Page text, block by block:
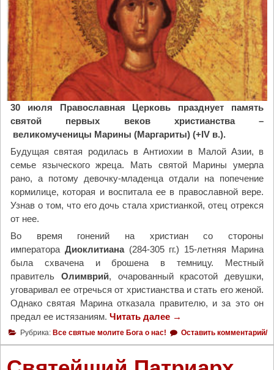
.
С
е
р
а
ф
и
м
а
С
а
р
о
в
с
к
о
в
С
о
с
н
о
г
30 июля Православная Церковь празднует память
святой первых веков христианства –
великомученицы Марины (Маргариты) (+IV в.).
Будущая святая родилась в Антиохии в Малой Азии, в
семье языческого жреца. Мать святой Марины умерла
рано, а потому девочку-младенца отдали на попечение
кормилице, которая и воспитала ее в православной вере.
Узнав о том, что его дочь стала христианкой, отец отрекся
от нее.
Во время гонений на христиан со стороны
императора Диоклитиана(284-305 гг.) 15-летняя Марина
была схвачена и брошена в темницу. Местный
правитель Олимврий, очарованный красотой девушки,
уговаривал ее отречься от христианства и стать его женой.
Однако святая Марина отказала правителю, и за это он
предал ее истязаниям. Читать далее "
Ц
е
→
Рубрика: Все святые молите Бога о нас! Оставить комментарий/